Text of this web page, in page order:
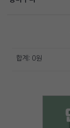
합계: 0원